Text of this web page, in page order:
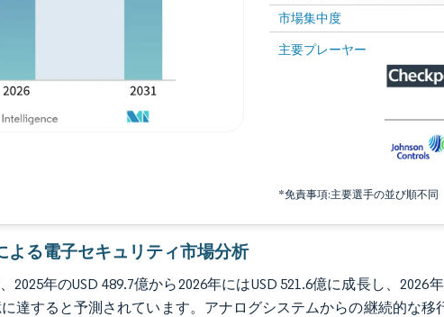
市場集中度
主要プレーヤー
*免責事項:主要選手の並び順不同
画像 © Mordor Intelligence。再利
る電子セキュリティ市場分析
年のUSD 489.7億から2026年にはUSD 521.6億に成長し、2026
に達すると予測されています。アナログシステムからの継続的な